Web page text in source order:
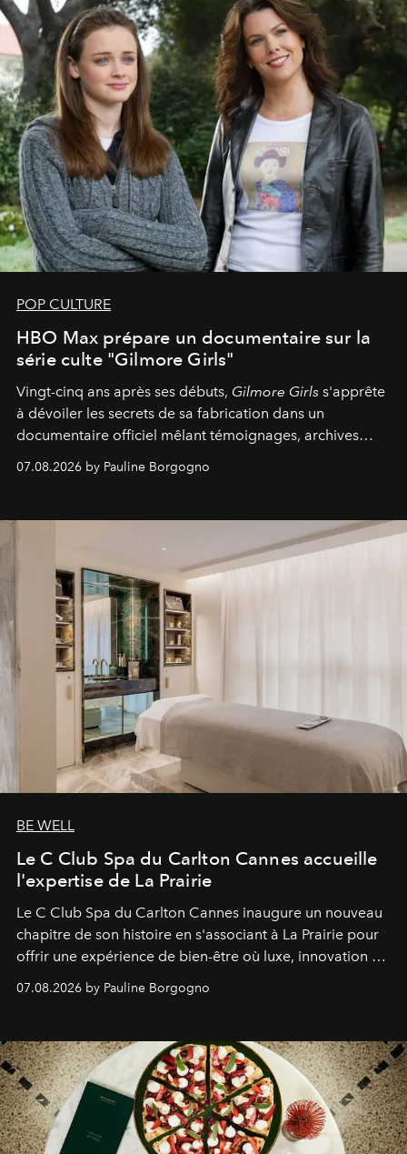
POP CULTURE
HBO Max prépare un documentaire sur la
série culte "Gilmore Girls"
Vingt-cinq ans après ses débuts, Gilmore Girls s'apprête
à dévoiler les secrets de sa fabrication dans un
documentaire officiel mêlant témoignages, archives
générationnel.
07.08.2026 by Pauline Borgogno
BE WELL
Le C Club Spa du Carlton Cannes accueille
l'expertise de La Prairie
Le C Club Spa du Carlton Cannes inaugure un nouveau
chapitre de son histoire en s'associant à La Prairie pour
offrir une expérience de bien-être où luxe, innovation et
07.08.2026 by Pauline Borgogno